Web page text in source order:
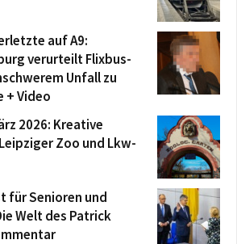
auf A9:
verurteilt Flixbus-
Unfall zu
+ Video
2026: Kreative
Zoo und Lkw-
für Senioren und
Welt des Patrick